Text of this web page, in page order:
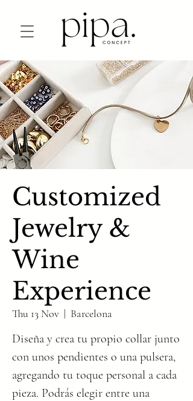
Customized
Jewelry &
Wine
Experience
Thu 13 Nov
  |
Barcelona
Diseña y crea tu propio collar junto
con unos pendientes o una pulsera,
agregando tu toque personal a cada
pieza. Podrás elegir entre una